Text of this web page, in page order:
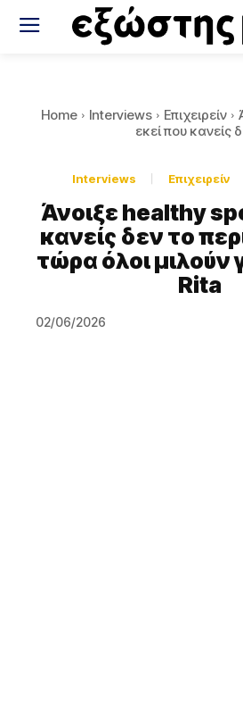
Home Interviews Eπιχειρείν
εκεί που κανείς
Interviews Eπιχειρείν
Άνοιξε healthy
κανείς δεν το
τώρα όλοι μιλούν
Rita
02/06/2026